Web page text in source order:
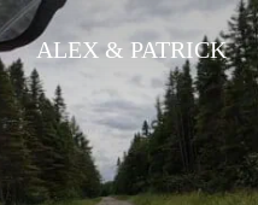
Skip
to
content
ALEX & PATRICK